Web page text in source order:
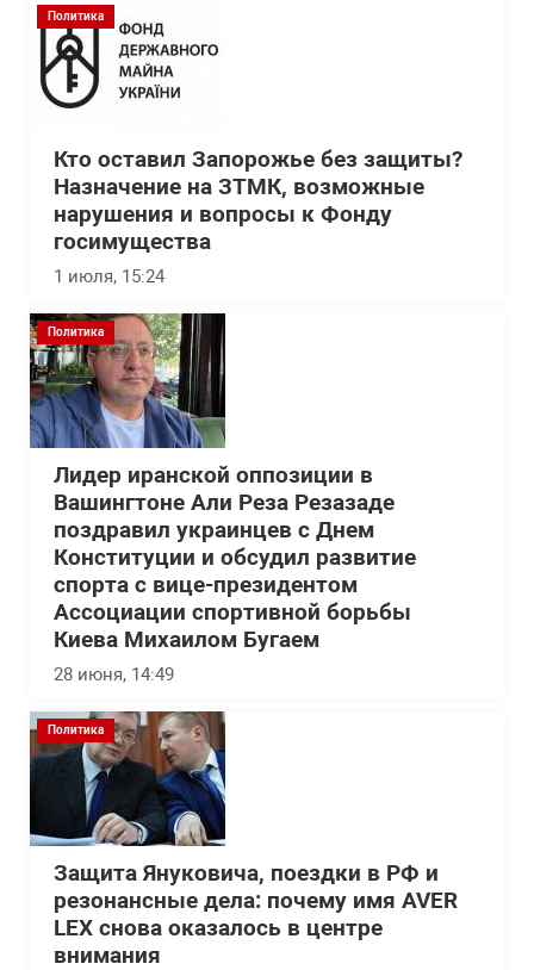
Политика
Кто оставил Запорожье без защиты?
Назначение на ЗТМК, возможные
нарушения и вопросы к Фонду
госимущества
1 июля, 15:24
Политика
Лидер иранской оппозиции в
Вашингтоне Али Реза Резазаде
поздравил украинцев с Днем
Конституции и обсудил развитие
спорта с вице-президентом
Ассоциации спортивной борьбы
Киева Михаилом Бугаем
28 июня, 14:49
Политика
Защита Януковича, поездки в РФ и
резонансные дела: почему имя AVER
LEX снова оказалось в центре
внимания